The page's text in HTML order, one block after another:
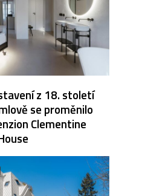
z 18. století
se proměnilo
Clementine